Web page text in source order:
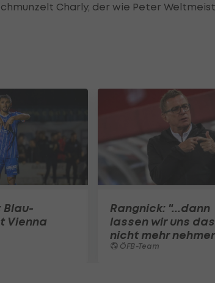
Charly, der wie Peter
Blau-
Vienna
Rangnick: "...dann
lassen wir uns das
nicht mehr
ÖFB-Team